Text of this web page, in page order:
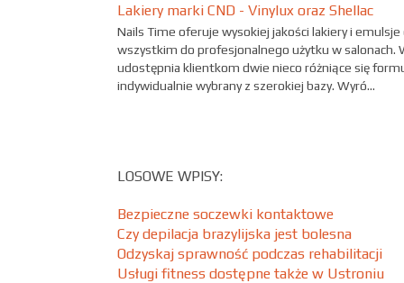
Lakiery marki CND - Vinylux oraz Shellac
Nails Time oferuje wysokiej jakości lakiery i
wszystkim do profesjonalnego użytku w salonach.
udostępnia klientkom dwie nieco różniące się
indywidualnie wybrany z szerokiej bazy. Wyró...
LOSOWE WPISY:
Bezpieczne soczewki kontaktowe
Czy depilacja brazylijska jest bolesna
Odzyskaj sprawność podczas rehabilitacji
Usługi fitness dostępne także w Ustroniu